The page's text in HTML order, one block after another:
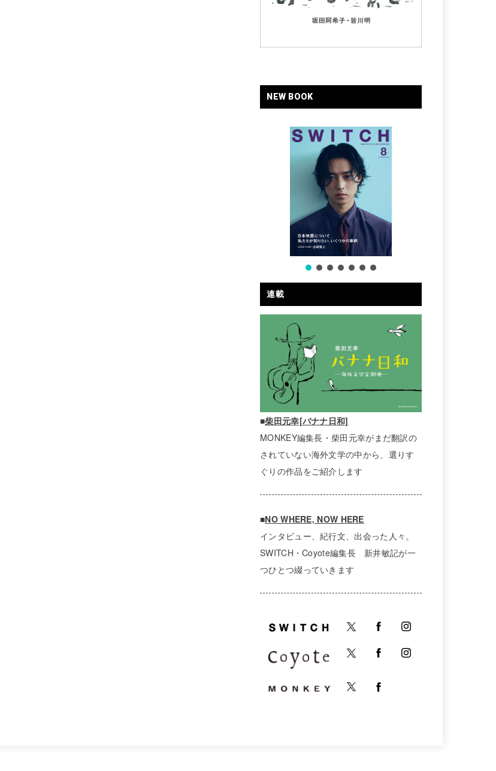
NEW BOOK
連載
■柴田元幸[バナナ日和]
MONKEY編集長・柴田元幸がまだ翻訳の
されていない海外文学の中から、選りす
ぐりの作品をご紹介します
■NO WHERE, NOW HERE
インタビュー、紀行文、出会った人々。
SWITCH・Coyote編集長 新井敏記が一
つひとつ綴っていきます